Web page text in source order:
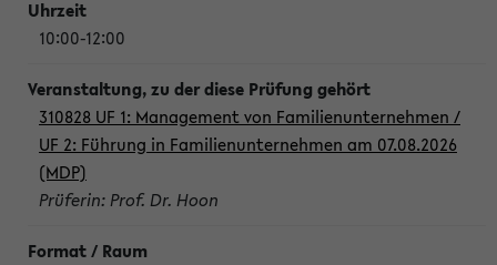
10:00-12:00
310828 UF 1: Management von Familienunternehmen /
UF 2: Führung in Familienunternehmen am 07.08.2026
(MDP)
Prüferin: Prof. Dr. Hoon